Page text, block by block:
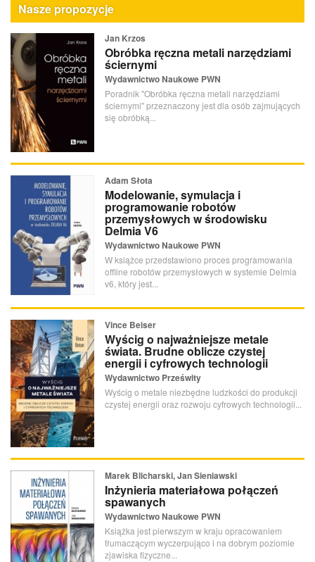
Nasze propozycje
Jan Krzos
Obróbka ręczna metali narzędziami
ściernymi
Wydawnictwo Naukowe PWN
Poradnik "Obróbka ręczna metali narzędziami
ściernymi" przeznaczony jest dla osób zajmujących
się obróbką...
Adam Słota
Modelowanie, symulacja i
programowanie robotów
przemysłowych w środowisku
Delmia V6
Wydawnictwo Naukowe PWN
W książce przedstawiono proces programowania
offline robotów przemysłowych w systemie Delmia
v6, który jest...
Vince Beiser
Wyścig o najważniejsze metale
świata. Brudne oblicze czystej
energii i cyfrowych technologii
Wydawnictwo Prześwity
Wyścig o metale niezbędne ludzkości do produkcji
czystej energii oraz rozwoju cyfrowych technologii...
Marek Blicharski, Jan Sieniawski
Inżynieria materiałowa połączeń
spawanych
Wydawnictwo Naukowe PWN
Książka jest pierwszym w kraju opracowaniem
tłumaczącym wyczerpująco i na dobrym poziomie
zjawiska fizyczne...